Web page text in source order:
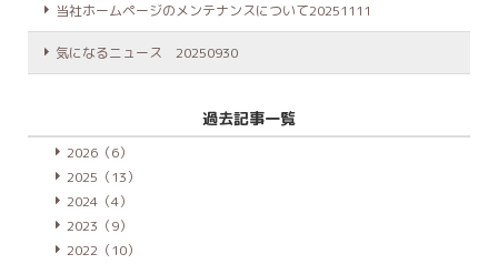
当社ホームページのメンテナンスについて20251111
気になるニュース 20250930
過去記事一覧
2026（6）
2025（13）
2024（4）
2023（9）
2022（10）